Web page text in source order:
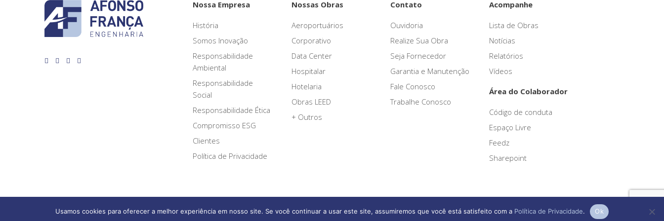
Nossa Empresa
História
Somos Inovação
Responsabilidade
Ambiental
Responsabilidade
Social
Responsabilidade Ética
Compromisso ESG
Clientes
Política de Privacidade
Nossas Obras
Aeroportuários
Corporativo
Data Center
Hospitalar
Hotelaria
Obras LEED
+ Outros
Contato
Ouvidoria
Realize Sua Obra
Seja Fornecedor
Garantia e Manutenção
Fale Conosco
Trabalhe Conosco
Acompanhe
Lista de Obras
Notícias
Relatórios
Vídeos
Área do Colaborador
Código de conduta
Espaço Livre
Feedz
Sharepoint
Afonso França Engenharia © 2026 Todos os direitos reservados
Usamos cookies para oferecer a melhor experiência em nosso site. Se você continuar a usar este site, assumiremos que você está satisfeito com a Política de Privacidade. Ok